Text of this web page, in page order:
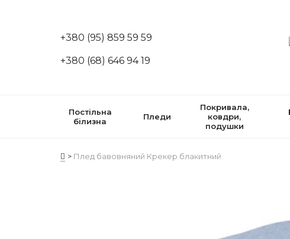
+380 (95) 859 59 59
+380 (68) 646 94 19
Постільна
білизна
Пледи
Покривала,
ковдри,
подушки
Плед бавовняний Крекер блакитний